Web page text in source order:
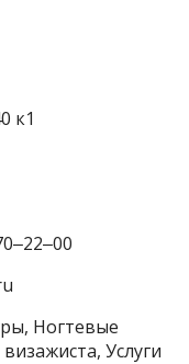
к1
Ногтевые
Услуги